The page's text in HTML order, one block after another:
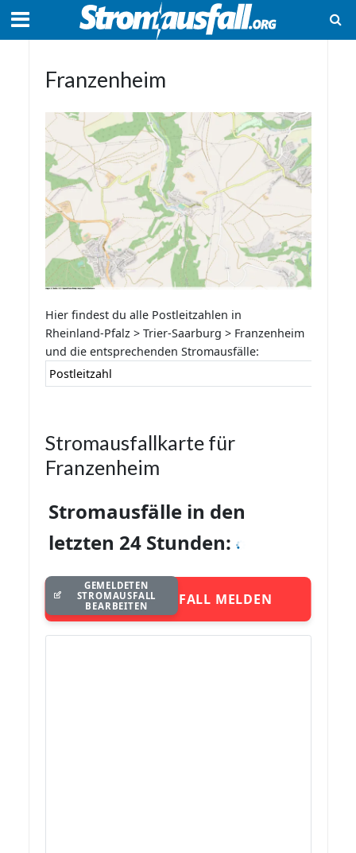
Franzenheim
Hier findest du alle Postleitzahlen in
Rheinland-Pfalz > Trier-Saarburg > Franzenheim
und die entsprechenden Stromausfälle:
Postleitzahl
Stromausfallkarte für
Franzenheim
Stromausfälle in den
letzten 24 Stunden:
STROMAUSFALL MELDEN
GEMELDETEN
STROMAUSFALL
BEARBEITEN